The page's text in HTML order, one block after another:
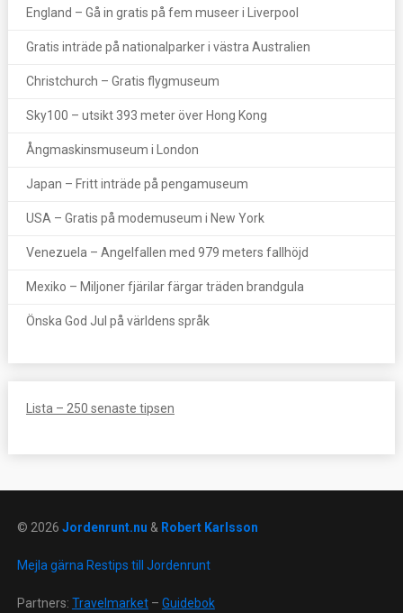
England – Gå in gratis på fem museer i Liverpool
Gratis inträde på nationalparker i västra Australien
Christchurch – Gratis flygmuseum
Sky100 – utsikt 393 meter över Hong Kong
Ångmaskinsmuseum i London
Japan – Fritt inträde på pengamuseum
USA – Gratis på modemuseum i New York
Venezuela – Angelfallen med 979 meters fallhöjd
Mexiko – Miljoner fjärilar färgar träden brandgula
Önska God Jul på världens språk
Lista – 250 senaste tipsen
© 2026 Jordenrunt.nu & Robert Karlsson
Mejla gärna Restips till Jordenrunt
Partners: Travelmarket– Guidebok